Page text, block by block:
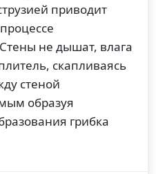
приводит
не дышат, влага
скапливаясь
стеной
образуя
грибка